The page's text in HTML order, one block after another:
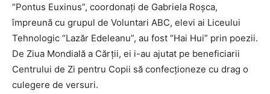
“Pontus Euxinus”, coordonați de Gabriela Roșca,
împreună cu grupul de Voluntari ABC, elevi ai Liceului
Tehnologic “Lazăr Edeleanu”, au fost “Hai Hui” prin poezii.
De Ziua Mondială a Cărții, ei i-au ajutat pe beneficiarii
Centrului de Zi pentru Copii să confecționeze cu drag o
culegere de versuri.